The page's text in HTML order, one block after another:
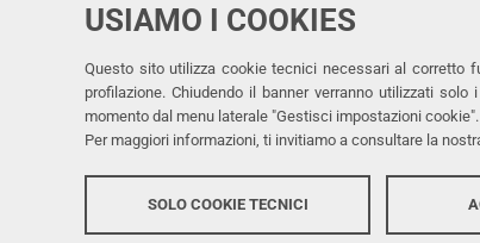
USIAMO I COOKIES
Questo sito utilizza cookie tecnici necessari al corretto
profilazione. Chiudendo il banner verranno utilizzati
momento dal menu laterale "Gestisci impostazioni cookie".
Per maggiori informazioni, ti invitiamo a consultare la
SOLO COOKIE TECNICI
Università
di Ferrara
via